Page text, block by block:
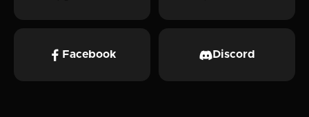
Facebook Discord